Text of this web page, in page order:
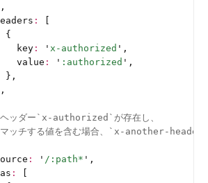
:
{
key
: ' x-authorized ' ,
value
: ' :authorized ' ,
},
ヘッダー`x-authorized`が存在し、
マッチする値を含む場合、`x-another-header`
: ' /:path* ' ,
: